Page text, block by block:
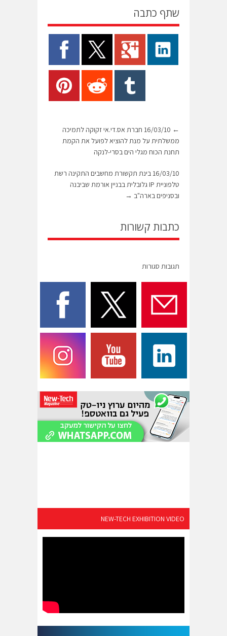
שתף כתבה
←
16/03/10 חברת אס.די.אי זקוקה לתמיכה
ממשלתית על מנת להוציא לפועל את הקמת
תחנת הכוח מגלי הים בסרי-לנקה
16/03/10 בינת תקשורת מחשבים התקינה רשת
טלפוניית IP גלובלית בבניין אורמת שביבנה
ובסניפים בארה"ב →
כתבות קשורות
תגובות סגורות
NEW-TECH EXHIBITION VIDEO